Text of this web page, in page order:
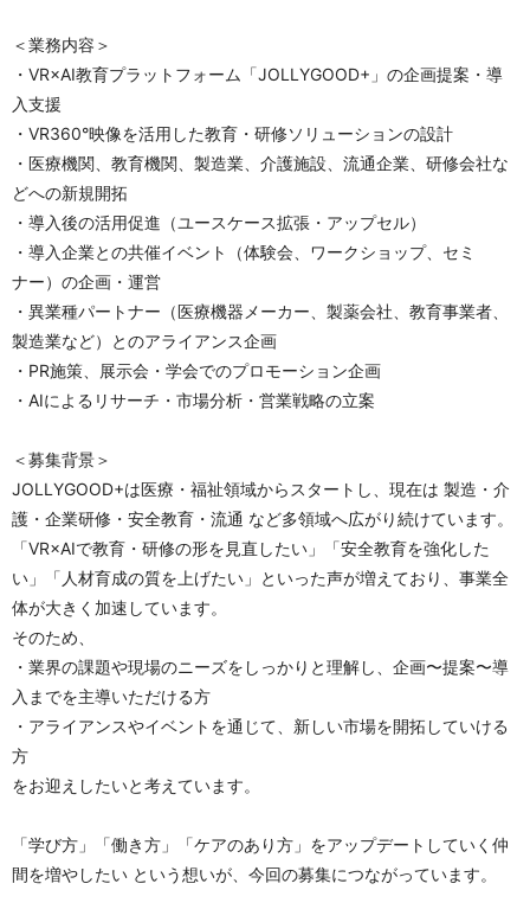
＜業務内容＞
・VR×AI教育プラットフォーム「JOLLYGOOD+」の企画提案・導
入支援
・VR360°映像を活用した教育・研修ソリューションの設計
・医療機関、教育機関、製造業、介護施設、流通企業、研修会社な
どへの新規開拓
・導入後の活用促進（ユースケース拡張・アップセル）
・導入企業との共催イベント（体験会、ワークショップ、セミ
ナー）の企画・運営
・異業種パートナー（医療機器メーカー、製薬会社、教育事業者、
製造業など）とのアライアンス企画
・PR施策、展示会・学会でのプロモーション企画
・AIによるリサーチ・市場分析・営業戦略の立案
＜募集背景＞
JOLLYGOOD+は医療・福祉領域からスタートし、現在は 製造・介
護・企業研修・安全教育・流通 など多領域へ広がり続けています。
「VR×AIで教育・研修の形を見直したい」「安全教育を強化した
い」「人材育成の質を上げたい」といった声が増えており、事業全
体が大きく加速しています。
そのため、
・業界の課題や現場のニーズをしっかりと理解し、企画〜提案〜導
入までを主導いただける方
・アライアンスやイベントを通じて、新しい市場を開拓していける
方
をお迎えしたいと考えています。
「学び方」「働き方」「ケアのあり方」をアップデートしていく仲
間を増やしたい という想いが、今回の募集につながっています。